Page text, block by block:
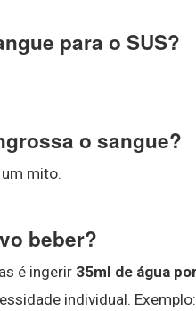
para o SUS?
o sangue?
mito.
beber?
é ingerir 35ml de água
individual.